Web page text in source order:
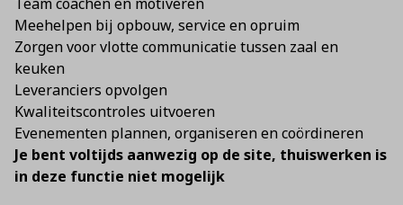
Meehelpen bij opbouw, service en opruim
Zorgen voor vlotte communicatie tussen zaal en
keuken
Leveranciers opvolgen
Kwaliteitscontroles uitvoeren
Evenementen plannen, organiseren en coördineren
Je bent voltijds aanwezig op de site, thuiswerken is
in deze functie niet mogelijk